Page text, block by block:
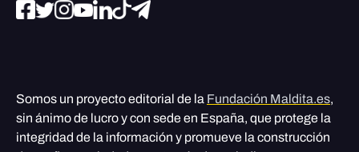
Somos un proyecto editorial de la Fundación Maldita.es,
sin ánimo de lucro y con sede en España, que protege la
integridad de la información y promueve la construcción